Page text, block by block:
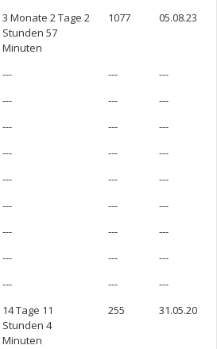
3 Monate 2 Tage 2
Stunden 57
Minuten
1077 05.08.23
--- ---
---
--- ---
---
--- ---
---
--- ---
---
--- ---
---
--- ---
---
--- ---
---
--- ---
---
--- ---
---
14 Tage 11
Stunden 4
Minuten
255 31.05.20